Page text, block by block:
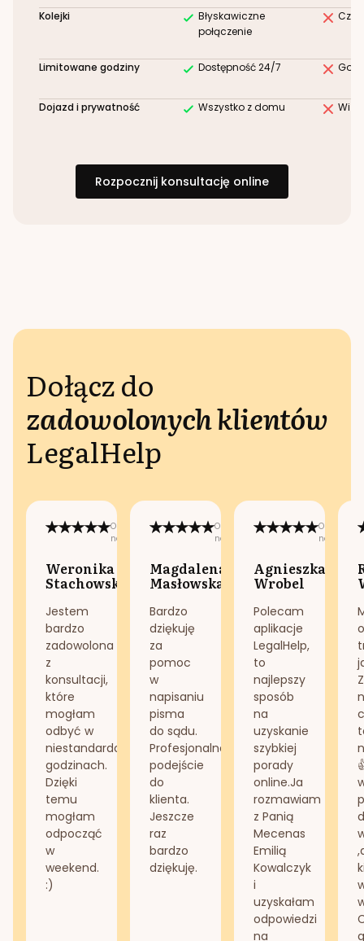
Kolejki
Błyskawiczne
połączenie
Limitowane godziny Dostępność 24/7
Dojazd i prywatność Wszystko z domu
Rozpocznij konsultację online
Dołącz do
zadowolonych klientów
LegalHelp
Opublikowano
na:
Weronika
Stachowska
Jestem
bardzo
zadowolona
z
konsultacji,
które
mogłam
odbyć w
niestandardowych
godzinach.
Dzięki
temu
mogłam
odpocząć
w
weekend.
:)
Opublikowano
na:
Magdalena
Masłowska
Bardzo
dziękuję
za
pomoc
w
napisaniu
pisma
do sądu.
Profesjonalne
podejście
do
klienta.
Jeszcze
raz
bardzo
dziękuję.
na:
Agnieszka
Wrobel
Polecam
aplikacje
LegalHelp,
to
najlepszy
sposób
na
uzyskanie
szybkiej
porady
online.Ja
rozmawiam
z Panią
Mecenas
Emilią
Kowalczyk
i
uzyskałam
odpowiedzi
na